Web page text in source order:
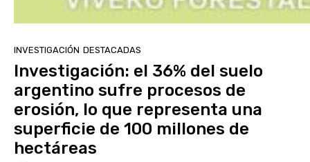
INVESTIGACIÓN DESTACADAS
Investigación: el 36% del suelo
argentino sufre procesos de
erosión, lo que representa una
superficie de 100 millones de
hectáreas